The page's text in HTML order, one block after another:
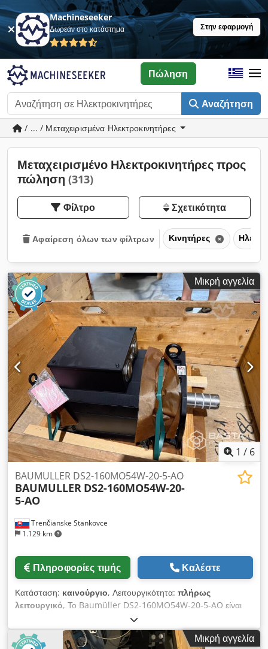
Machineseeker
Δωρεάν στο κατάστημα Στην εφαρμογή
Αναζήτηση
Πώληση
/ ... / Μεταχειρισμένα Ηλεκτροκινητήρες
Μεταχειρισμένο Ηλεκτροκινητήρες προς
πώληση (313)
Φίλτρο Σχετικότητα
Αφαίρεση όλων των φίλτρων Κινητήρες
Μικρή αγγελία
1 / 6
Trenčianske Stankovce
1.129 km
BAUMULLER DS2-160MO54W-20-5-AO
BAUMULLER DS2-160MO54W-20-
5-AO
Πληροφορίες τιμής Καλέστε
Κατάσταση: καινούργιο, Λειτουργικότητα: πλήρως
λειτουργικό, Το Baumüller DS2-160MO54W-20-5-AO είναι
ένας ισχυρός τριφασικός σύγχρονος σερβοκινητήρας. Αυτοί οι
κινητήρες είναι σχεδιασμένοι για απαιτητικές βιομηχανικές
εφαρμογές και διακρίνονται για τη μεγάλη τους δυναμικότητα,
Μικρή αγγελία